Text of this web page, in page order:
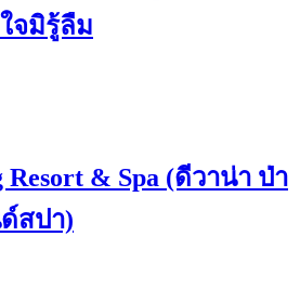
จมิรู้ลืม
Resort & Spa (ดีวาน่า ป่า
สปา)